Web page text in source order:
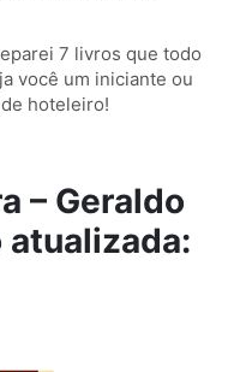
7 livros que todo
você um iniciante ou
hoteleiro!
– Geraldo